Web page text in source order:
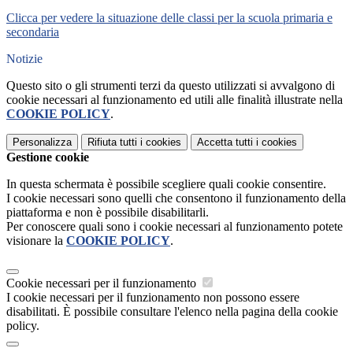
Clicca per vedere la situazione delle classi per la scuola primaria e
secondaria
Notizie
Questo sito o gli strumenti terzi da questo utilizzati si avvalgono di
cookie necessari al funzionamento ed utili alle finalità illustrate nella
COOKIE POLICY.
Personalizza Rifiuta tutti i cookies Accetta tutti i cookies
Gestione cookie
In questa schermata è possibile scegliere quali cookie consentire.
I cookie necessari sono quelli che consentono il funzionamento della
piattaforma e non è possibile disabilitarli.
Per conoscere quali sono i cookie necessari al funzionamento potete
visionare la COOKIE POLICY.
Cookie necessari per il funzionamento
I cookie necessari per il funzionamento non possono essere
disabilitati. È possibile consultare l'elenco nella pagina della cookie
policy.